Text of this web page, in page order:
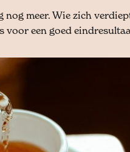
meer. Wie zich
voor een goed